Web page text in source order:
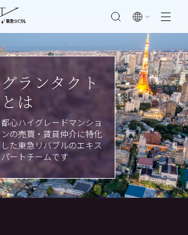
閉じる
グランタクト
とは
都心ハイグレードマンショ
ンの売買・賃貸仲介に特化
した東急リバブルのエキス
パートチームです